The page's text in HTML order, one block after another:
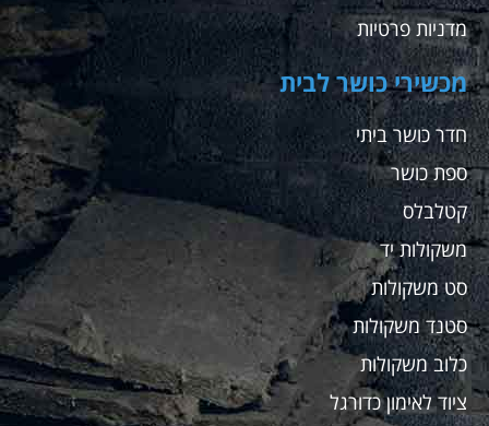
מדניות פרטיות
מכשירי כושר לבית
חדר כושר ביתי
ספת כושר
קטלבלס
משקולות יד
סט משקולות
סטנד משקולות
כלוב משקולות
ציוד לאימון כדורגל